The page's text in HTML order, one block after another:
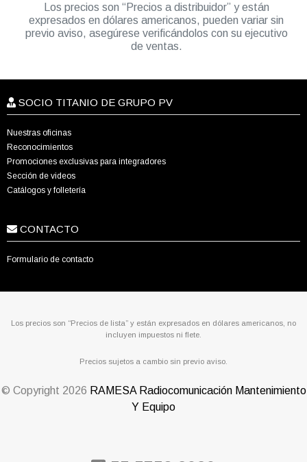
Los precios son “Precios a distribuidor” y están
expresados en dólares americanos, pueden variar sin
previo aviso, asegúrese verificándolos con su ejecutivo
de ventas.
SOCIO TITANIO DE GRUPO PV
Nuestras oficinas
Reconocimientos
Promociones exclusivas para integradores
Sección de videos
Catálogos y folletería
CONTACTO
Formulario de contacto
Los precios son “Precios de lista” y están expresados en dólares americanos, no
incluyen impuestos ni flete.
Precios sujetos a cambio sin previo aviso.
© Copyright 2026 RAMESA Radiocomunicación Mantenimiento
Y Equipo